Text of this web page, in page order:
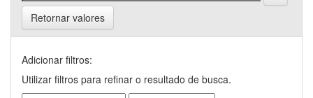
Retornar valores
Adicionar filtros:
Utilizar filtros para refinar o resultado de busca.